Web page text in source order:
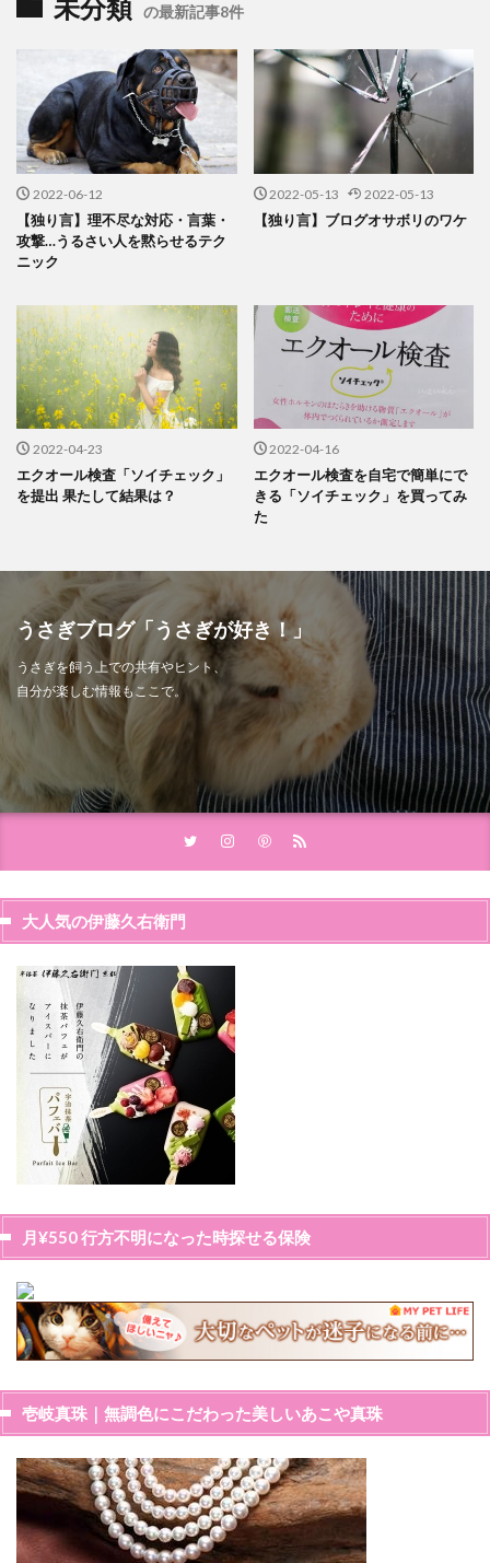
未分類 の最新記事8件
2022-06-12
【独り言】理不尽な対応・言葉・
攻撃…うるさい人を黙らせるテク
ニック
2022-05-13 2022-05-13
【独り言】ブログオサボリのワケ
2022-04-23
エクオール検査「ソイチェック」
を提出 果たして結果は？
2022-04-16
エクオール検査を自宅で簡単にで
きる「ソイチェック」を買ってみ
た
うさぎブログ「うさぎが好き！」
うさぎを飼う上での共有やヒント、
自分が楽しむ情報もここで。
大人気の伊藤久右衛門
月¥550 行方不明になった時探せる保険
壱岐真珠｜無調色にこだわった美しいあこや真珠